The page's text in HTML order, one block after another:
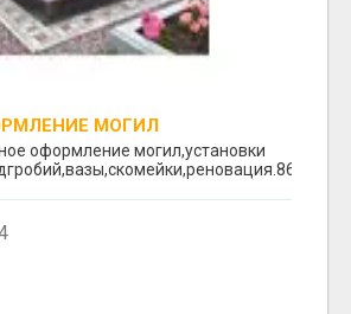
МОГИЛ
оформление могил,установки